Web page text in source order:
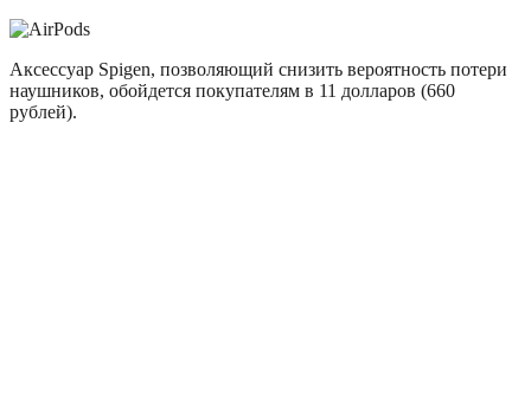
Аксессуар Spigen, позволяющий снизить вероятность потери
наушников, обойдется покупателям в 11 долларов (660
рублей).